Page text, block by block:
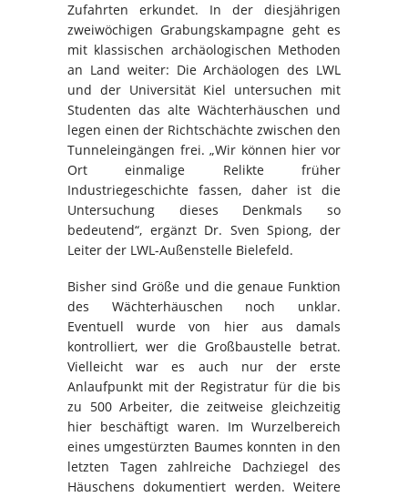
Zufahrten erkundet. In der diesjährigen
zweiwöchigen Grabungskampagne geht es
mit klassischen archäologischen Methoden
an Land weiter: Die Archäologen des LWL
und der Universität Kiel untersuchen mit
Studenten das alte Wächterhäuschen und
legen einen der Richtschächte zwischen den
Tunneleingängen frei. „Wir können hier vor
Ort einmalige Relikte früher
Industriegeschichte fassen, daher ist die
Untersuchung dieses Denkmals so
bedeutend“, ergänzt Dr. Sven Spiong, der
Leiter der LWL-Außenstelle Bielefeld.
Bisher sind Größe und die genaue Funktion
des Wächterhäuschen noch unklar.
Eventuell wurde von hier aus damals
kontrolliert, wer die Großbaustelle betrat.
Vielleicht war es auch nur der erste
Anlaufpunkt mit der Registratur für die bis
zu 500 Arbeiter, die zeitweise gleichzeitig
hier beschäftigt waren. Im Wurzelbereich
eines umgestürzten Baumes konnten in den
letzten Tagen zahlreiche Dachziegel des
Häuschens dokumentiert werden. Weitere